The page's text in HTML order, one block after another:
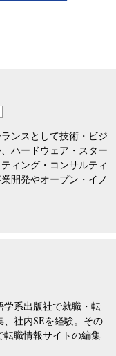
ンスとして技術・ビジ
ハードウェア・スター
ィング・コンサルティ
開発やオープン・イノ
学系出版社で就職・転
社内SEを経験。その
転職情報サイトの編集